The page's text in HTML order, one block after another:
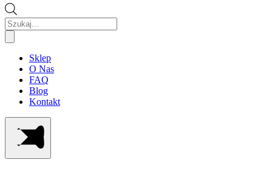
Wyszukiwarka
produktów
Sklep
O Nas
FAQ
Blog
Kontakt